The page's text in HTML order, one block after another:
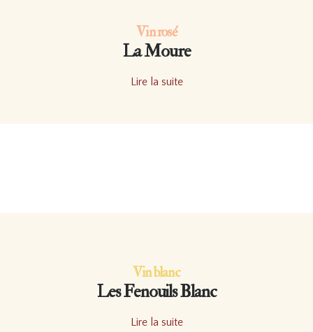
Vin rosé
La Moure
Lire la suite
Vin blanc
Les Fenouils Blanc
Lire la suite